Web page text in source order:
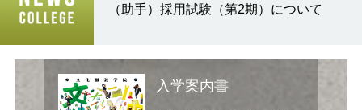
（助手）採用試験（第2期）について
入学案内書